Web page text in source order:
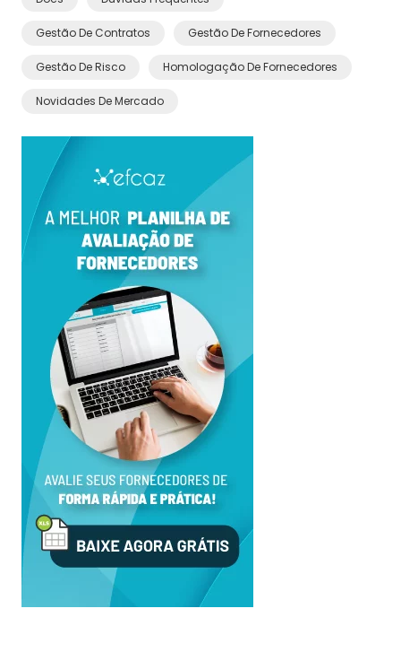
Gestão De Contratos Gestão De Fornecedores
Gestão De Risco Homologação De Fornecedores
Novidades De Mercado